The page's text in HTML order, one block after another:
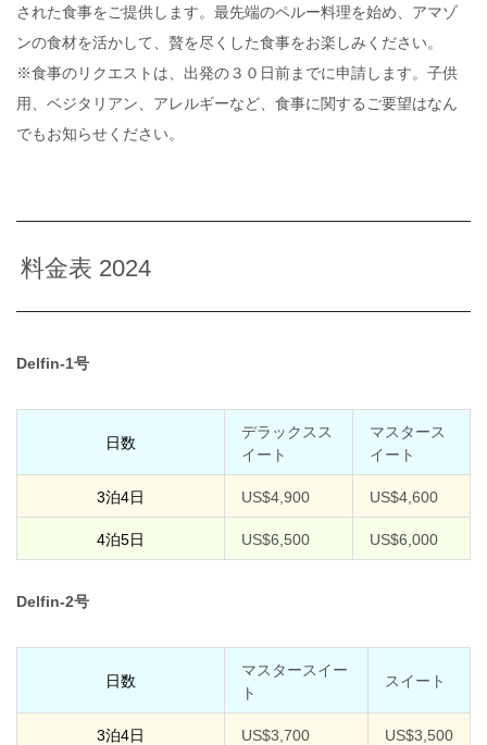
された食事をご提供します。最先端のペルー料理を始め、アマゾ
ンの食材を活かして、贅を尽くした食事をお楽しみください。
※食事のリクエストは、出発の３０日前までに申請します。子供
用、ベジタリアン、アレルギーなど、食事に関するご要望はなん
でもお知らせください。
料金表 2024
Delfin-1号
日数
デラックスス
イート
マスタース
イート
3泊4日 US$4,900 US$4,600
4泊5日 US$6,500 US$6,000
Delfin-2号
日数
マスタースイー
ト
スイート
3泊4日 US$3,700 US$3,500